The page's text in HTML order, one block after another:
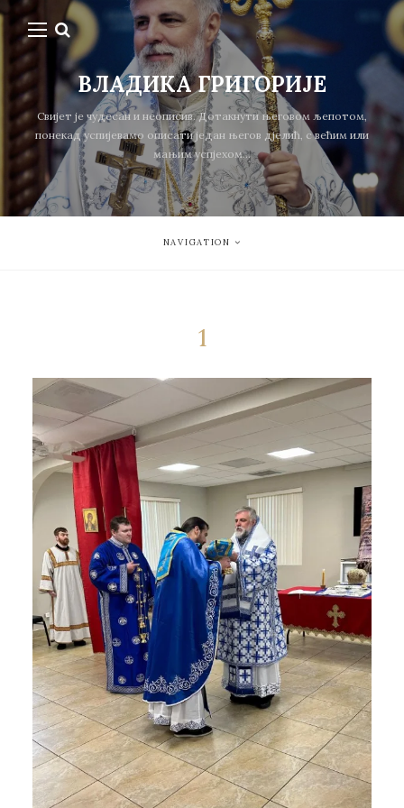
ВЛАДИКА ГРИГОРИЈЕ
Свијет је чудесан и неописив. Дотакнути његовом љепотом,
понекад успијевамо описати један његов дјелић, с већим или
мањим успјехом...
NAVIGATION
1